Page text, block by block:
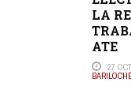
LA
ATE
27